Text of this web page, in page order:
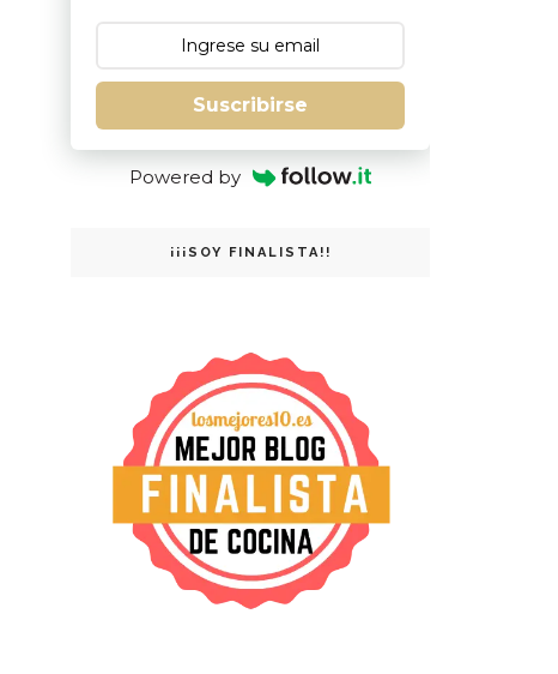
Suscribirse
Powered by
¡¡¡SOY FINALISTA!!